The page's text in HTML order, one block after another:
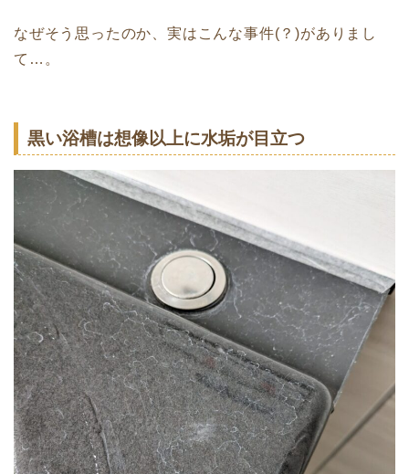
なぜそう思ったのか、実はこんな事件(？)がありまし
て…。
黒い浴槽は想像以上に水垢が目立つ